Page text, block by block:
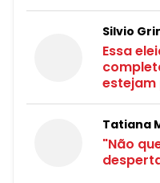
Silvio
Essa
Tatiana
"Não